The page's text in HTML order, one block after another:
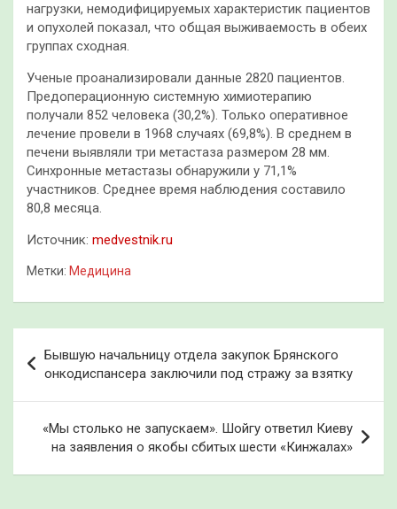
нагрузки, немодифицируемых характеристик пациентов
и опухолей показал, что общая выживаемость в обеих
группах сходная.
Ученые проанализировали данные 2820 пациентов.
Предоперационную системную химиотерапию
получали 852 человека (30,2%). Только оперативное
лечение провели в 1968 случаях (69,8%). В среднем в
печени выявляли три метастаза размером 28 мм.
Синхронные метастазы обнаружили у 71,1%
участников. Среднее время наблюдения составило
80,8 месяца.
Источник: medvestnik.ru
Метки: Медицина
по
записям
Бывшую начальницу отдела закупок Брянского
онкодиспансера заключили под стражу за взятку
«Мы столько не запускаем». Шойгу ответил Киеву
на заявления о якобы сбитых шести «Кинжалах»